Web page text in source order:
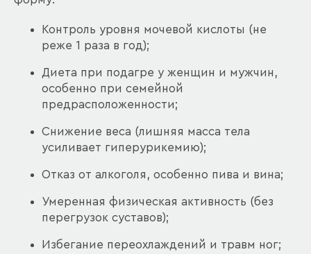
Контроль уровня мочевой кислоты (не
реже 1 раза в год);
Диета при подагре у женщин и мужчин,
особенно при семейной
предрасположенности;
Снижение веса (лишняя масса тела
усиливает гиперурикемию);
Отказ от алкоголя, особенно пива и вина;
Умеренная физическая активность (без
перегрузок суставов);
Избегание переохлаждений и травм ног;